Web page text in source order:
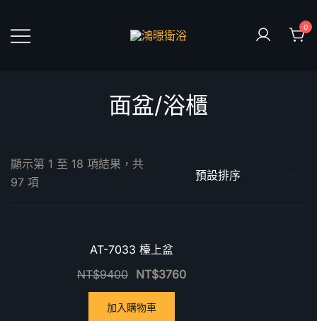
content
0
面盆/浴櫃
顯示第 1 至 18 項結果，共
97 項
AT-7033 檯上盆
NT$9400 NT$3760
加入購物車